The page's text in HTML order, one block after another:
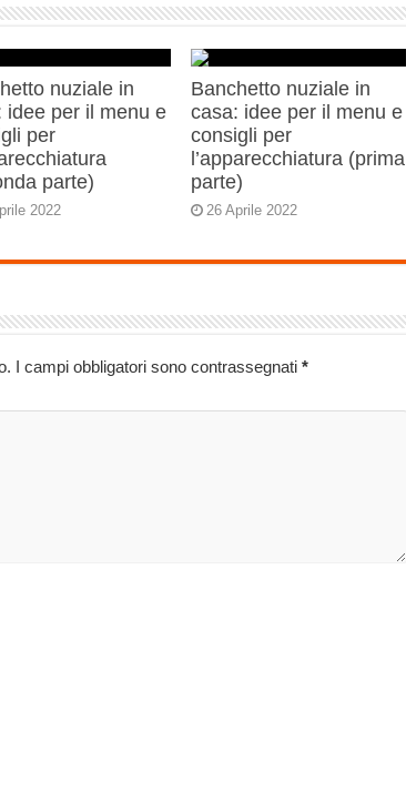
nuziale in
idee per il menu e
per
parte)
2022
Banchetto nuziale in
casa: idee per il menu e
consigli per
l’apparecchiatura (prima
parte)
26 Aprile 2022
I campi obbligatori sono contrassegnati *